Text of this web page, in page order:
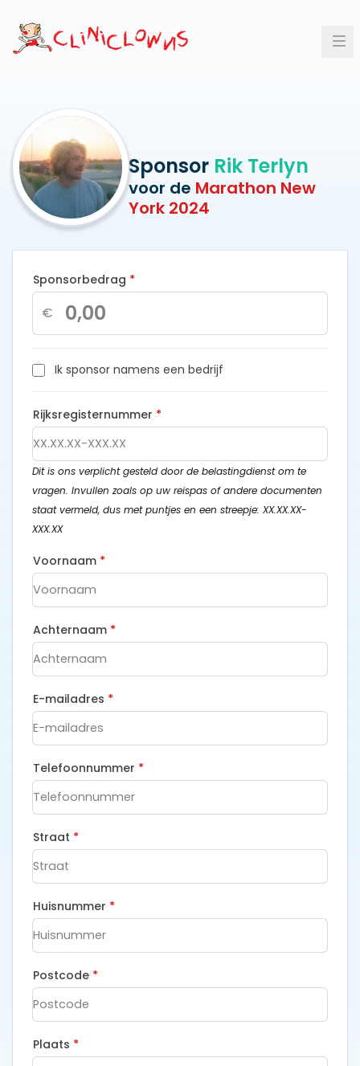
Sponsor Rik Terlyn
voor de Marathon New
York 2024
Sponsorbedrag *
€
Ik sponsor namens een bedrijf
Rijksregisternummer *
Dit is ons verplicht gesteld door de belastingdienst om te
vragen. Invullen zoals op uw reispas of andere documenten
staat vermeld, dus met puntjes en een streepje: XX.XX.XX-
XXX.XX
Voornaam *
Achternaam *
E-mailadres *
Telefoonnummer *
Straat *
Huisnummer *
Postcode *
Plaats *